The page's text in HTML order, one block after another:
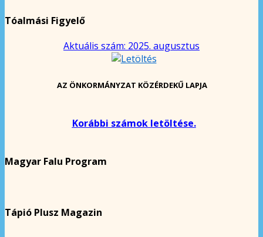
Tóalmási Figyelő
Aktuális szám: 2025. augusztus
AZ ÖNKORMÁNYZAT KÖZÉRDEKŰ LAPJA
Korábbi számok letöltése.
Magyar Falu Program
Tápió Plusz Magazin